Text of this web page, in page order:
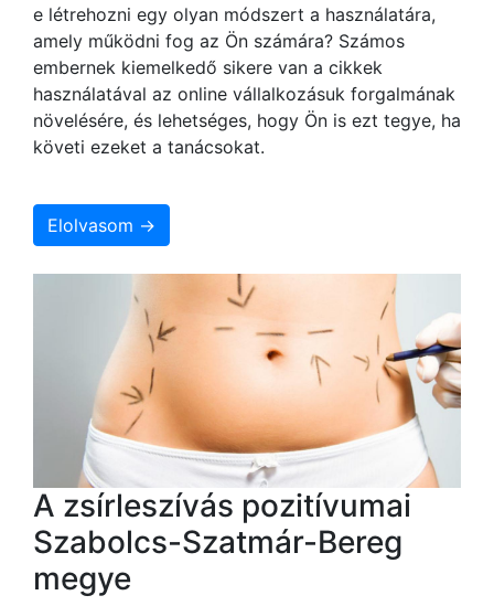
e létrehozni egy olyan módszert a használatára,
amely működni fog az Ön számára? Számos
embernek kiemelkedő sikere van a cikkek
használatával az online vállalkozásuk forgalmának
növelésére, és lehetséges, hogy Ön is ezt tegye, ha
követi ezeket a tanácsokat.
Elolvasom →
A zsírleszívás pozitívumai
Szabolcs-Szatmár-Bereg
megye